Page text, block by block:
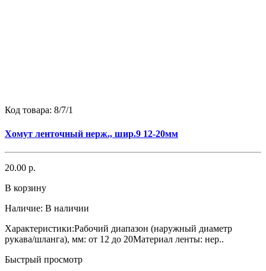
Код товара: 8/7/1
Хомут ленточный нерж., шир.9 12-20мм
20.00 р.
В корзину
Наличие: В наличии
Характеристики:Рабочий диапазон (наружный диаметр
рукава/шланга), мм: от 12 до 20Материал ленты: нер..
Быстрый просмотр